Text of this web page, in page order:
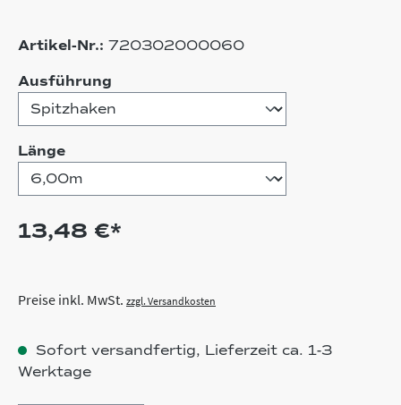
Artikel-Nr.: 720302000060
Ausführung
Längeauswählen
13,48 €*
Preise inkl. MwSt. zzgl. Versandkosten
Sofort versandfertig, Lieferzeit ca. 1-3
Werktage